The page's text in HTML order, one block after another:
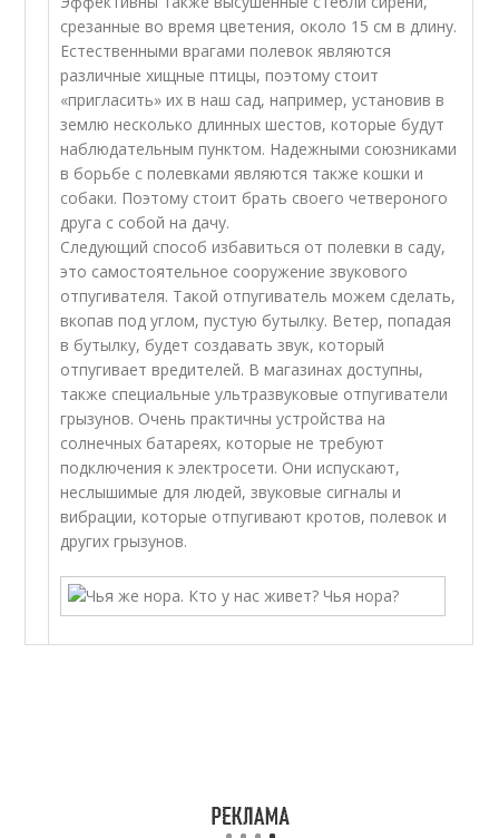
срезанные во время цветения, около 15 см в длину.
Естественными врагами полевок являются
различные хищные птицы, поэтому стоит
«пригласить» их в наш сад, например, установив в
землю несколько длинных шестов, которые будут
наблюдательным пунктом. Надежными союзниками
в борьбе с полевками являются также кошки и
собаки. Поэтому стоит брать своего четвероного
друга с собой на дачу.
Следующий способ избавиться от полевки в саду,
это самостоятельное сооружение звукового
отпугивателя. Такой отпугиватель можем сделать,
вкопав под углом, пустую бутылку. Ветер, попадая
в бутылку, будет создавать звук, который
отпугивает вредителей. В магазинах доступны,
также специальные ультразвуковые отпугиватели
грызунов. Очень практичны устройства на
солнечных батареях, которые не требуют
подключения к электросети. Они испускают,
неслышимые для людей, звуковые сигналы и
вибрации, которые отпугивают кротов, полевок и
других грызунов.